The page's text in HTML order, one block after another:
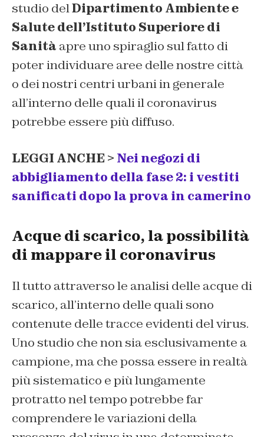
studio delDipartimento Ambiente e
Salute dell’Istituto Superiore di
Sanità apre uno spiraglio sul fatto di
poter individuare aree delle nostre città
o dei nostri centri urbani in generale
all’interno delle quali il coronavirus
potrebbe essere più diffuso.
LEGGI ANCHE > Nei negozi di
abbigliamento della fase 2: i vestiti
sanificati dopo la prova in camerino
Acque di scarico, la possibilità
di mappare il coronavirus
Il tutto attraverso le analisi delle acque di
scarico, all’interno delle quali sono
contenute delle tracce evidenti del virus.
Uno studio che non sia esclusivamente a
campione, ma che possa essere in realtà
più sistematico e più lungamente
protratto nel tempo potrebbe far
comprendere le variazioni della